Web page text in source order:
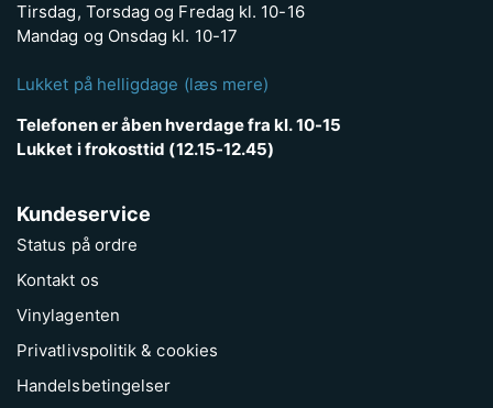
Tirsdag, Torsdag og Fredag kl. 10-16
Mandag og Onsdag kl. 10-17
Lukket på helligdage (læs mere)
Telefonen er åben hverdage fra kl. 10-15
Lukket i frokosttid (12.15-12.45)
Kundeservice
Status på ordre
Kontakt os
Vinylagenten
Privatlivspolitik & cookies
Handelsbetingelser